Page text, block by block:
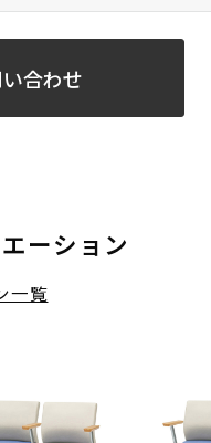
合わせ
ーション
一覧